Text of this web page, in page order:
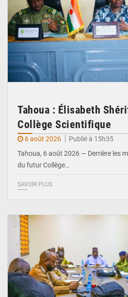
Tahoua : Élisabeth
Collège Scientifique
6 août 2026
Publié à 15h35
Tahoua, 6 août 2026 — Derrière les
du futur Collège…
SAVOIR PLUS